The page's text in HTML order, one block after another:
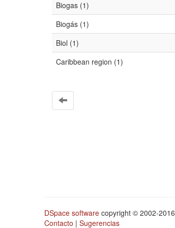
Biogas (1)
Biogás (1)
Biol (1)
Caribbean region (1)
DSpace software copyright © 2002-2016
Contacto | Sugerencias